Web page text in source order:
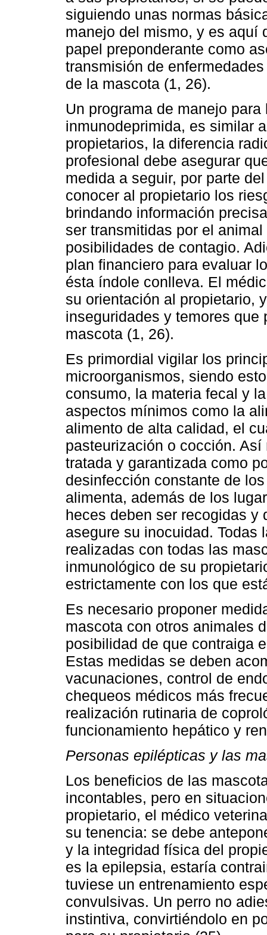
siguiendo unas normas
manejo del mismo, y es aquí
papel preponderante como
transmisión de
de la mascota (1, 26).
Un programa de manejo
inmunodeprimida, es similar
propietarios, la diferencia
profesional debe asegurar
medida a seguir, por parte
conocer al propietario los
brindando información
ser transmitidas por el
posibilidades de contagio.
plan financiero para evaluar
ésta índole conlleva. El
su orientación al propietario,
inseguridades y temores
mascota (1, 26).
Es primordial vigilar los
microorganismos, siendo
consumo, la materia fecal y
aspectos mínimos como la
alimento de alta calidad, el
pasteurización o cocción.
tratada y garantizada como
desinfección constante de
alimenta, además de los
heces deben ser recogidas y
asegure su inocuidad. Todas
realizadas con todas las
inmunológico de su
estrictamente con los que
Es necesario proponer
mascota con otros animales
posibilidad de que contraiga
Estas medidas se deben
vacunaciones, control de
chequeos médicos más
realización rutinaria de
funcionamiento hepático y
Personas epilépticas y las
Los beneficios de las
incontables, pero en
propietario, el médico
su tenencia: se debe
y la integridad física del
es la epilepsia, estaría
tuviese un entrenamiento
convulsivas. Un perro no
instintiva, convirtiéndolo en